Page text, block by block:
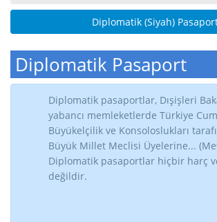
Diplomatik (Siyah)
Diplomatik Pasaport
Diplomatik pasaportlar, Dışişleri
yabancı memleketlerde Türkiye
Büyükelçilik ve Konsoloslukları
Büyük Millet Meclisi Üyelerine...
Diplomatik pasaportlar hiçbir harç
değildir.